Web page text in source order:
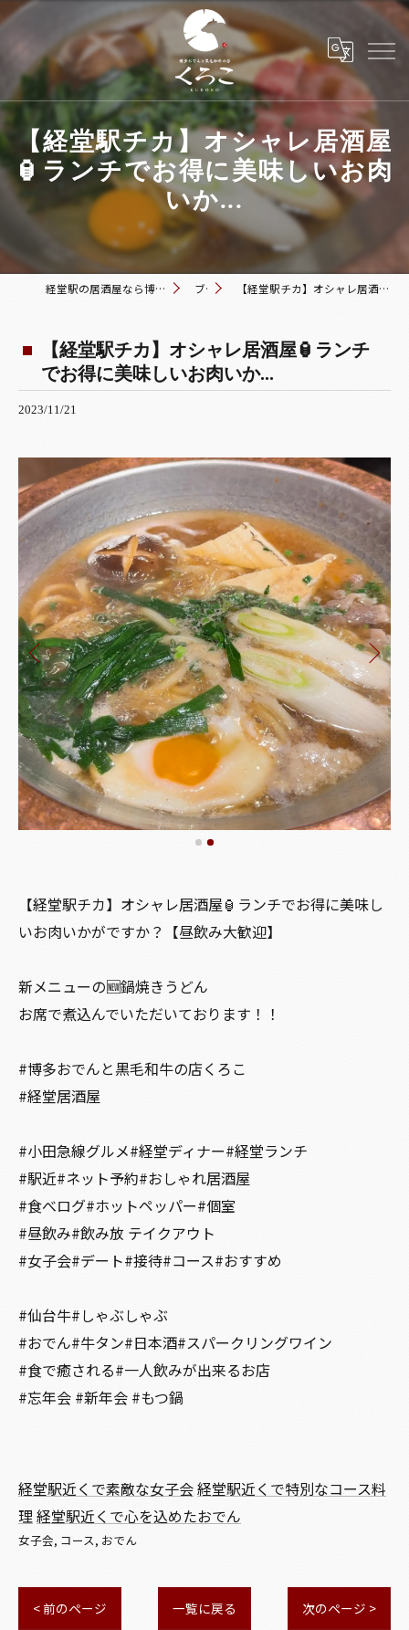
【経堂駅チカ】オシャレ居酒屋
🏮ランチでお得に美味しいお肉
いか...
経堂駅の居酒屋なら博多おでんと黒毛和牛の店 くろこ ブログ 【経堂駅チカ】オシャレ居酒屋🏮ランチでお得に美味しいお肉いか...
【経堂駅チカ】オシャレ居酒屋🏮ランチ
でお得に美味しいお肉いか...
2023/11/21
【経堂駅チカ】オシャレ居酒屋🏮ランチでお得に美味し
いお肉いかがですか？【昼飲み大歓迎】
新メニューの🆕鍋焼きうどん
お席で煮込んでいただいております！！
#博多おでんと黒毛和牛の店くろこ
#経堂居酒屋
#小田急線グルメ#経堂ディナー#経堂ランチ
#駅近#ネット予約#おしゃれ居酒屋
#食べログ#ホットペッパー#個室
#昼飲み#飲み放 テイクアウト
#女子会#デート#接待#コース#おすすめ
#仙台牛#しゃぶしゃぶ
#おでん#牛タン#日本酒#スパークリングワイン
#食で癒される#一人飲みが出来るお店
#忘年会 #新年会 #もつ鍋
経堂駅近くで素敵な女子会経堂駅近くで特別なコース料
理経堂駅近くで心を込めたおでん
女子会 コース おでん
< 前のページ 一覧に戻る 次のページ >